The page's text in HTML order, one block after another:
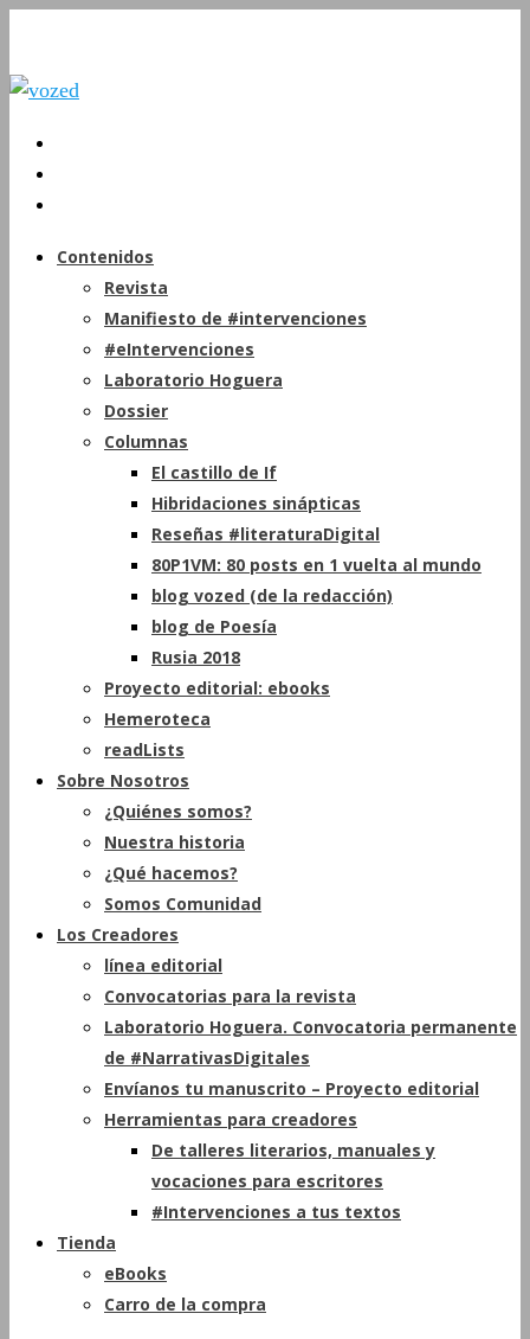
Contenidos
Revista
Manifiesto de #intervenciones
#eIntervenciones
Laboratorio Hoguera
Dossier
Columnas
El castillo de If
Hibridaciones sinápticas
Reseñas #literaturaDigital
80P1VM: 80 posts en 1 vuelta al mundo
blog vozed (de la redacción)
blog de Poesía
Rusia 2018
Proyecto editorial: ebooks
Hemeroteca
readLists
Sobre Nosotros
¿Quiénes somos?
Nuestra historia
¿Qué hacemos?
Somos Comunidad
Los Creadores
línea editorial
Convocatorias para la revista
Laboratorio Hoguera. Convocatoria permanente
de #NarrativasDigitales
Envíanos tu manuscrito – Proyecto editorial
Herramientas para creadores
De talleres literarios, manuales y
vocaciones para escritores
#Intervenciones a tus textos
Tienda
eBooks
Carro de la compra